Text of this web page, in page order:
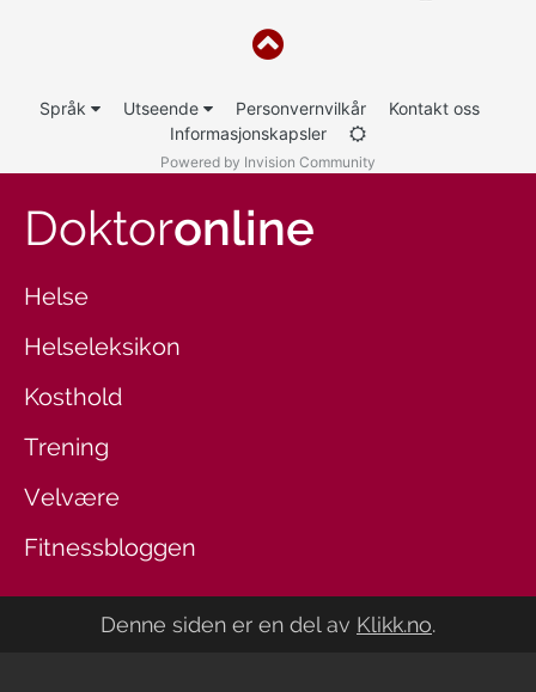
Språk Utseende Personvernvilkår
Kontakt oss
Informasjonskapsler
Powered by Invision Community
Doktoronline
Helse
Helseleksikon
Kosthold
Trening
Velvære
Fitnessbloggen
Denne siden er en del av Klikk.no.